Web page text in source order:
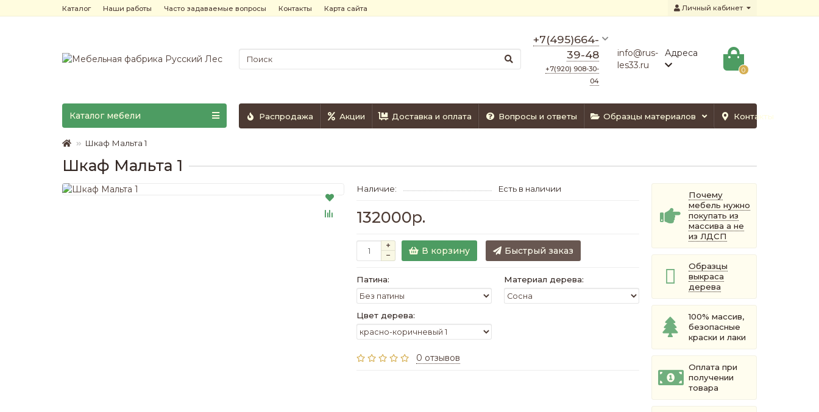
Личный кабинет
Каталог Наши работы Часто задаваемые вопросы Контакты Карта сайта
+7(495)664-
39-48
+7(920) 908-30-
04
info@rus-
les33.ru
Адреса
0
Каталог мебели Распродажа Акции Доставка и оплата Вопросы и ответы Образцы материалов Контакты
Шкаф Мальта 1
Шкаф Мальта 1
Наличие: Есть в наличии
132000р.
В корзину Быстрый заказ
Патина: Материал дерева:
Цвет дерева:
0 отзывов
Почему
мебель нужно
покупать из
массива а не
из ЛДСП
Образцы
выкраса
дерева
100% массив,
безопасные
краски и лаки
Оплата при
получении
товара